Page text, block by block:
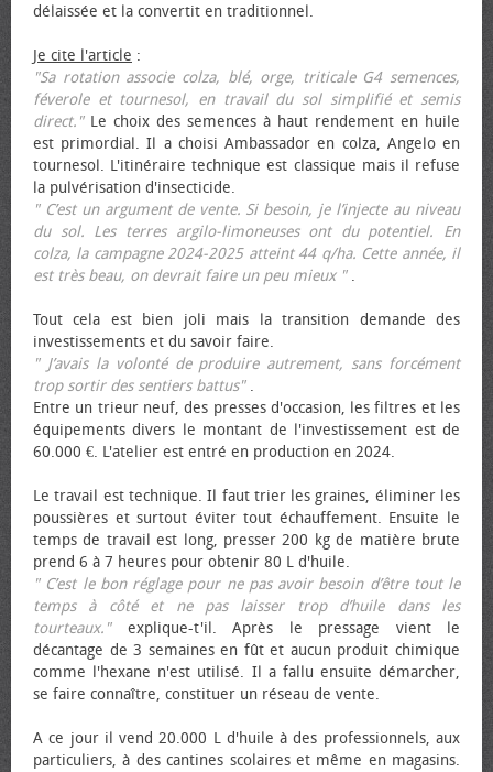
délaissée et la convertit en traditionnel.
Je cite l'article :
"Sa rotation associe colza, blé, orge, triticale G4 semences,
féverole et tournesol, en travail du sol simplifié et semis
direct."Le choix des semences à haut rendement en huile
est primordial. Il a choisi Ambassador en colza, Angelo en
tournesol. L'itinéraire technique est classique mais il refuse
la pulvérisation d'insecticide.
" C’est un argument de vente. Si besoin, je l’injecte au niveau
du sol. Les terres argilo-limoneuses ont du potentiel. En
colza, la campagne 2024-2025 atteint 44 q/ha. Cette année, il
est très beau, on devrait faire un peu mieux ".
Tout cela est bien joli mais la transition demande des
investissements et du savoir faire.
" J’avais la volonté de produire autrement, sans forcément
trop sortir des sentiers battus".
Entre un trieur neuf, des presses d'occasion, les filtres et les
équipements divers le montant de l'investissement est de
60.000 €. L'atelier est entré en production en 2024.
Le travail est technique. Il faut trier les graines, éliminer les
poussières et surtout éviter tout échauffement. Ensuite le
temps de travail est long, presser 200 kg de matière brute
prend 6 à 7 heures pour obtenir 80 L d'huile.
" C’est le bon réglage pour ne pas avoir besoin d’être tout le
temps à côté et ne pas laisser trop d’huile dans les
tourteaux."explique-t'il. Après le pressage vient le
décantage de 3 semaines en fût et aucun produit chimique
comme l'hexane n'est utilisé. Il a fallu ensuite démarcher,
se faire connaître, constituer un réseau de vente.
A ce jour il vend 20.000 L d'huile à des professionnels, aux
particuliers, à des cantines scolaires et même en magasins.